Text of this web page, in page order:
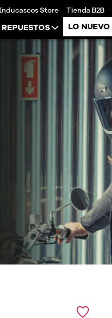
Store Tienda B2B
REPUESTOS LO NUEVO